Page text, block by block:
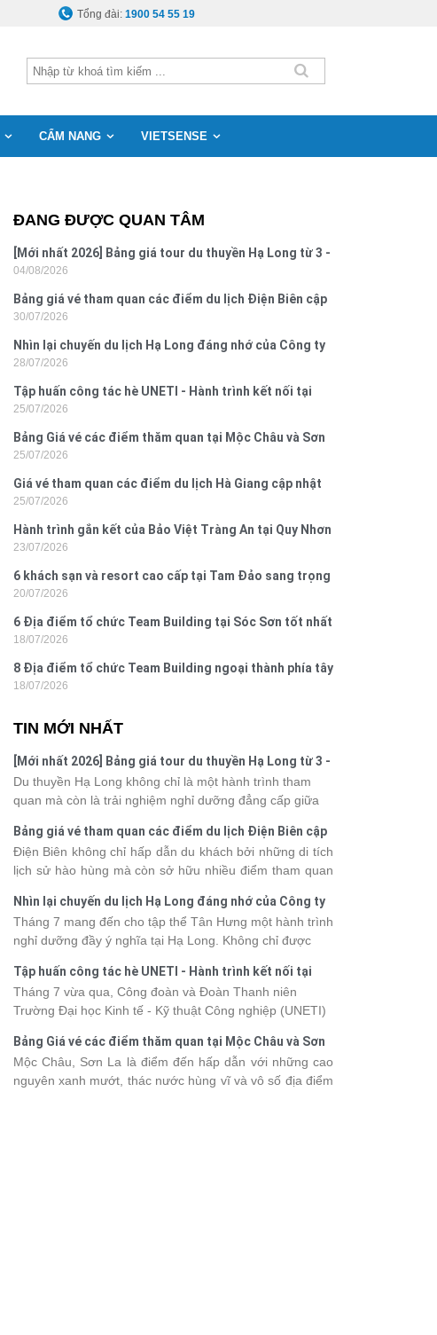
Tổng đài:1900 54 55 19
CẨM NANG VIETSENSE
ĐANG ĐƯỢC QUAN TÂM
[Mới nhất 2026] Bảng giá tour du thuyền Hạ Long từ 3 -
6 sao
04/08/2026
Bảng giá vé tham quan các điểm du lịch Điện Biên cập
nhật 2026
30/07/2026
Nhìn lại chuyến du lịch Hạ Long đáng nhớ của Công ty
Tân Hưng 2026
28/07/2026
Tập huấn công tác hè UNETI - Hành trình kết nối tại
Hòn Dấu, Đồ Sơn
25/07/2026
Bảng Giá vé các điểm thăm quan tại Mộc Châu và Sơn
La 2026
25/07/2026
Giá vé tham quan các điểm du lịch Hà Giang cập nhật
2026
25/07/2026
Hành trình gắn kết của Bảo Việt Tràng An tại Quy Nhơn
- Phú Yên
23/07/2026
6 khách sạn và resort cao cấp tại Tam Đảo sang trọng
tiện nghi
20/07/2026
6 Địa điểm tổ chức Team Building tại Sóc Sơn tốt nhất
hiện nay
18/07/2026
8 Địa điểm tổ chức Team Building ngoại thành phía tây
Hà Nội
18/07/2026
TIN MỚI NHẤT
[Mới nhất 2026] Bảng giá tour du thuyền Hạ Long từ 3 -
6 sao
Du thuyền Hạ Long không chỉ là một hành trình tham
quan mà còn là trải nghiệm nghỉ dưỡng đẳng cấp giữa
thuyền sẽ có mức giá và dịch vụ khác nhau, khiến nhiều
du khách băn khoăn khi lựa chọn. Bài viết dưới đây sẽ
cập nhật bảng giá tour du thuyền Hạ Long mới nhất
2026 từ 3 - 6 sao, giúp bạn dễ dàng so sánh và tìm
được hành trình phù hợp với nhu cầu cũng như ngân
sách.
Bảng giá vé tham quan các điểm du lịch Điện Biên cập
nhật 2026
Điện Biên không chỉ hấp dẫn du khách bởi những di tích
lịch sử hào hùng mà còn sở hữu nhiều điểm tham quan
đang lên kế hoạch khám phá vùng đất này, việc cập nhật
trước giá vé sẽ giúp bạn chủ động hơn trong lịch trình và
chi phí. Cùng Vietsense Travel tham khảo bảng giá vé
tham quan các điểm du lịch Điện Biênmới nhất năm
2026 ngay dưới đây.
Nhìn lại chuyến du lịch Hạ Long đáng nhớ của Công ty
Tân Hưng 2026
Tháng 7 mang đến cho tập thể Tân Hưng một hành trình
nghỉ dưỡng đầy ý nghĩa tại Hạ Long. Không chỉ được
thành viên còn có dịp gắn kết, sẻ chia và lưu giữ nhiều
khoảnh khắc đáng nhớ. Hãy cùng nhìn lại chuyến đi
ngập tràn niềm vui và những trải nghiệm khó quên.
Tập huấn công tác hè UNETI - Hành trình kết nối tại
Hòn Dấu, Đồ Sơn
Tháng 7 vừa qua, Công đoàn và Đoàn Thanh niên
Trường Đại học Kinh tế - Kỹ thuật Công nghiệp (UNETI)
Hòn Dấu - Đồ Sơn. Không chỉ là dịp nâng cao kỹ năng
và chia sẻ kinh nghiệm công tác, chương trình còn mang
đến những hoạt động giao lưu sôi nổi, góp phần gắn kết
Bảng Giá vé các điểm thăm quan tại Mộc Châu và Sơn
La 2026
Mộc Châu, Sơn La là điểm đến hấp dẫn với những cao
nguyên xanh mướt, thác nước hùng vĩ và vô số địa điểm